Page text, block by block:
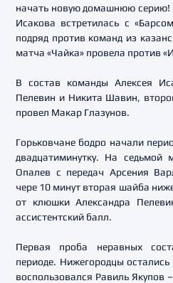
начать новую домашнюю серию!
Исакова встретилась с
подряд против команд из
матча «Чайка» провела против
В состав команды Алексея
Пелевин и Никита Шавин,
провел Макар Глазунов.
Горьковчане бодро начали
двадцатиминутку. На седьмой
Опалев с передач Арсения
чере 10 минут вторая шайба
от клюшки Александра
ассистентский балл.
Первая проба неравных
периоде. Нижегородцы
воспользовался Равиль Якупов